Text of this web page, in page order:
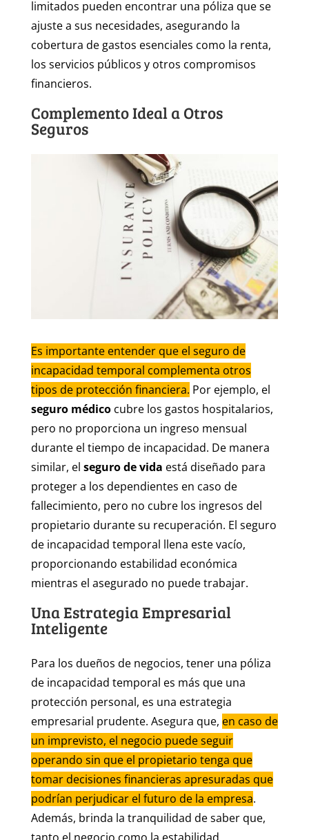
limitados pueden encontrar una póliza que se
ajuste a sus necesidades, asegurando la
cobertura de gastos esenciales como la renta,
los servicios públicos y otros compromisos
financieros.
Complemento Ideal a Otros
Seguros
Es importante entender que el seguro de
incapacidad temporal complementa otros
tipos de protección financiera. Por ejemplo, el
seguro médicocubre los gastos hospitalarios,
pero no proporciona un ingreso mensual
durante el tiempo de incapacidad. De manera
similar, el seguro de vida está diseñado para
proteger a los dependientes en caso de
fallecimiento, pero no cubre los ingresos del
propietario durante su recuperación. El seguro
de incapacidad temporal llena este vacío,
proporcionando estabilidad económica
mientras el asegurado no puede trabajar.
Una Estrategia Empresarial
Inteligente
Para los dueños de negocios, tener una póliza
de incapacidad temporal es más que una
protección personal, es una estrategia
empresarial prudente. Asegura que, en caso de
un imprevisto, el negocio puede seguir
operando sin que el propietario tenga que
tomar decisiones financieras apresuradas que
podrían perjudicar el futuro de la empresa.
Además, brinda la tranquilidad de saber que,